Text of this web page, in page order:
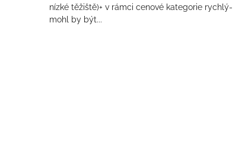
nízké těžiště)+ v rámci cenové kategorie rychlý-
mohl by být...